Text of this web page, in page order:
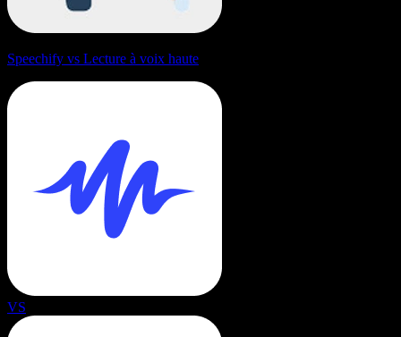
Speechify vs Lecture à voix haute
VS